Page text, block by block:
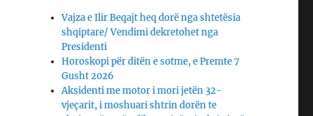
Vajza e Ilir Beqajt heq dorë nga shtetësia
shqiptare/ Vendimi dekretohet nga
Presidenti
Horoskopi për ditën e sotme, e Premte 7
Gusht 2026
Aksidenti me motor i mori jetën 32-
vjeçarit, i moshuari shtrin dorën te